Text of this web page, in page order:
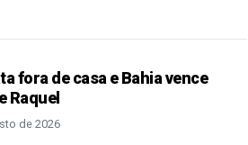
fora de casa e Bahia vence
Raquel
de 2026